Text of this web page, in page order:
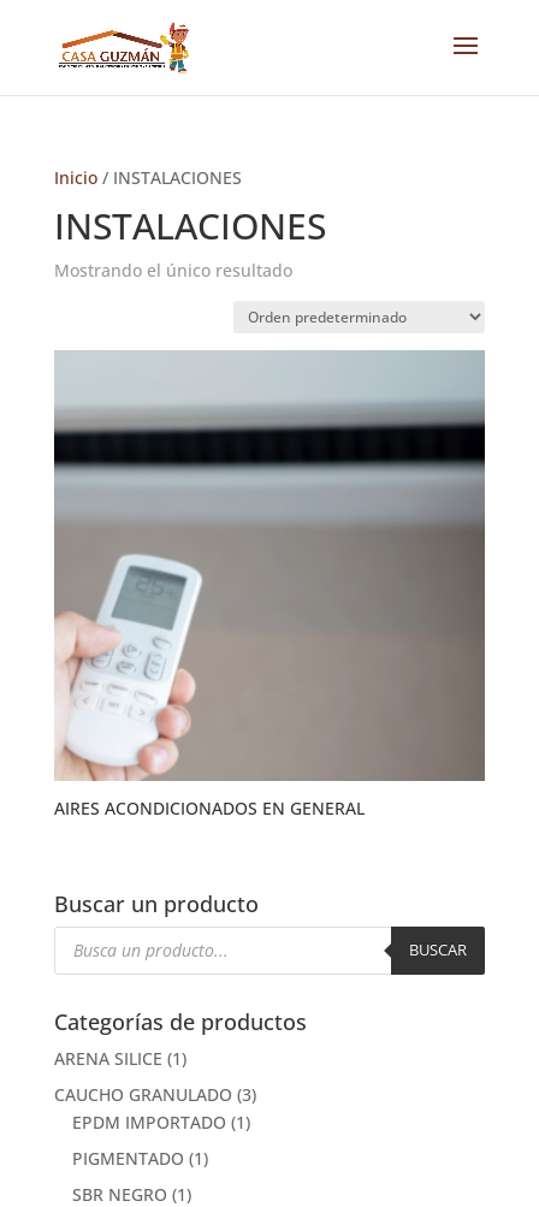
Inicio/ INSTALACIONES
INSTALACIONES
Mostrando el único resultado
AIRES ACONDICIONADOS EN GENERAL
Buscar un producto
Búsqueda
BUSCAR
Categorías de productos
ARENA SILICE (1)
CAUCHO GRANULADO (3)
EPDM IMPORTADO (1)
PIGMENTADO (1)
SBR NEGRO (1)